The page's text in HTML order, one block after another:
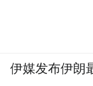
伊媒发布伊朗